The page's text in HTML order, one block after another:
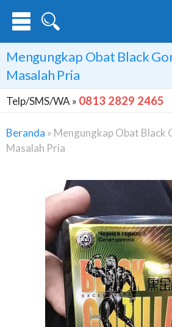
Mengungkap Obat Black
Masalah Pria
Telp/SMS/WA » 0813 2829 2465
Beranda » Mengungkap Obat Black
Masalah Pria